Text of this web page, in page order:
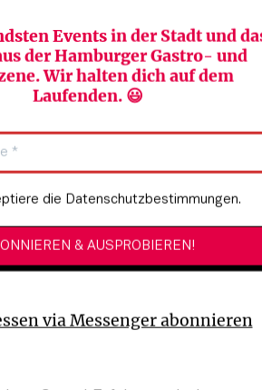
Events in der Stadt und
der Hamburger Gastro- und
Wir halten dich auf dem
Laufenden. 😃
die Datenschutzbestimmungen.
via Messenger abonnieren
im Grünen 2026:
mehr im Planten un